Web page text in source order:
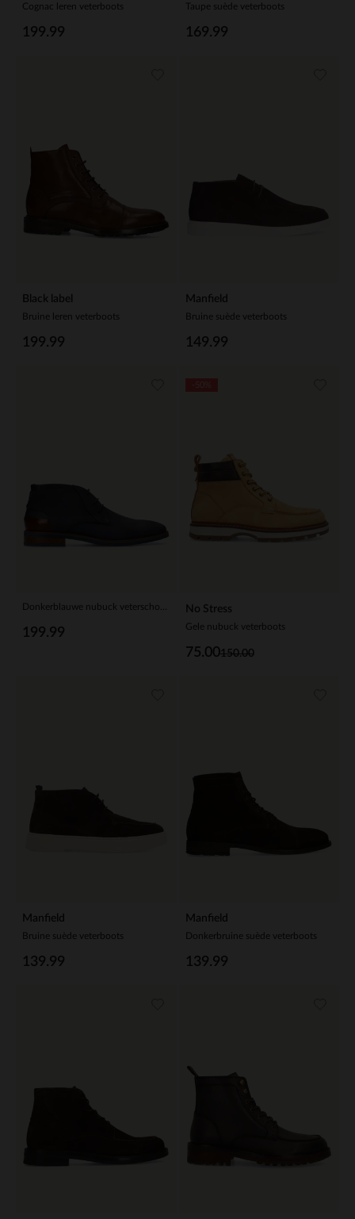
Cognac leren veterboots
199.99
Taupe suède veterboots
169.99
Black label
Bruine leren veterboots
199.99
Manfield
Bruine suède veterboots
149.99
199.99
No Stress
Gele nubuck veterboots
150.00
75.00
Manfield
Bruine suède veterboots
139.99
Manfield
Donkerbruine suède veterboots
139.99